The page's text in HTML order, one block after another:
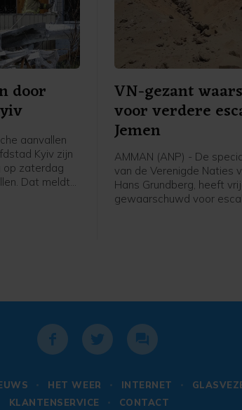
door
aanvallen
Kyiv zijn
op zaterdag
Dat meldt
VN-gezant
voor verdere
Jemen
AMMAN (ANP) - De
van de Verenigde Naties
Hans Grundberg, heeft
gewaarschuwd voor
HET WEER INTERNET
KLANTENSERVICE
CONTACT